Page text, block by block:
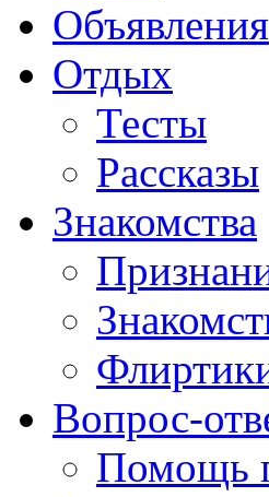
Объявления
Отдых
Тесты
Рассказы
Знакомства
Вопрос-
Помощь